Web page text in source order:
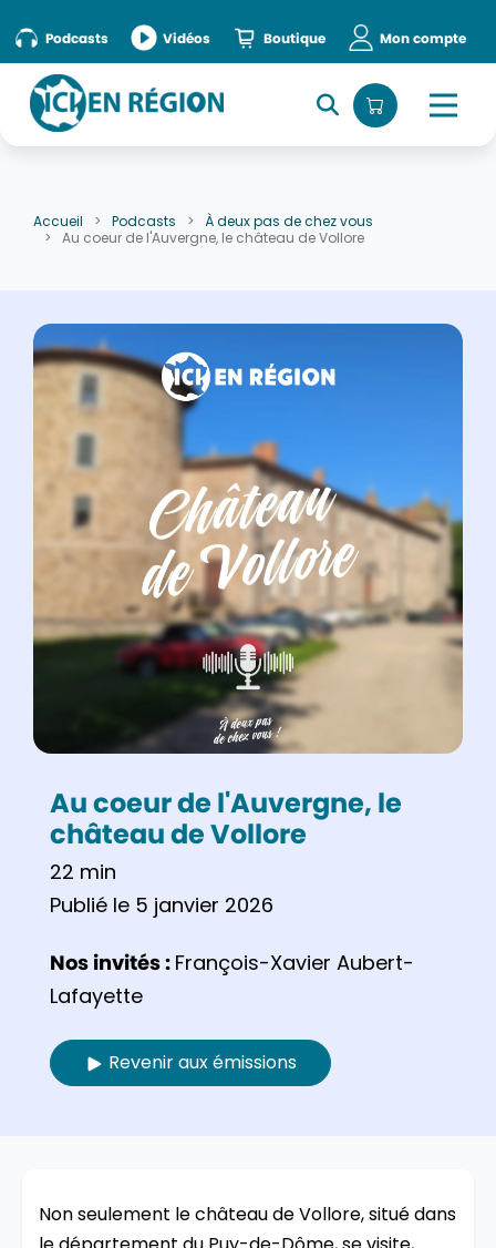
Podcasts Vidéos Boutique Mon compte
Accueil»episode
Accueil Podcasts
À deux pas de chez vous
Au coeur de l'Auvergne, le château de Vollore
Au coeur de l'Auvergne, le
château de Vollore
22 min
Publié le 5 janvier 2026
Nos invités : François-Xavier Aubert-
Lafayette
Revenir aux émissions
Non seulement le château de Vollore, situé dans